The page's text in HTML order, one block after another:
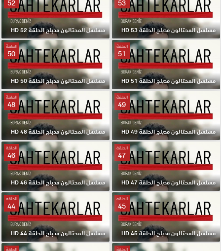
53
مسلسل المحتالون مدبلج الحلقة 53 HD
52
مسلسل المحتالون مدبلج الحلقة 52 HD
الحلقة
51
مسلسل المحتالون مدبلج الحلقة 51 HD
الحلقة
50
مسلسل المحتالون مدبلج الحلقة 50 HD
الحلقة
49
مسلسل المحتالون مدبلج الحلقة 49 HD
الحلقة
48
مسلسل المحتالون مدبلج الحلقة 48 HD
الحلقة
47
مسلسل المحتالون مدبلج الحلقة 47 HD
الحلقة
46
مسلسل المحتالون مدبلج الحلقة 46 HD
الحلقة
45
مسلسل المحتالون مدبلج الحلقة 45 HD
الحلقة
44
مسلسل المحتالون مدبلج الحلقة 44 HD
الحلقة الحلقة